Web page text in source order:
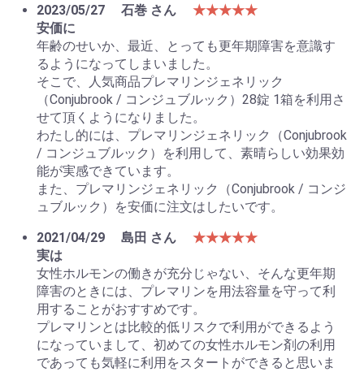
2023/05/27
石巻 さん
★★★★★
安価に
年齢のせいか、最近、とっても更年期障害を意識す
るようになってしまいました。
そこで、人気商品プレマリンジェネリック
（Conjubrook / コンジュブルック）28錠 1箱を利用さ
せて頂くようになりました。
わたし的には、プレマリンジェネリック（Conjubrook
/ コンジュブルック）を利用して、素晴らしい効果効
能が実感できています。
また、プレマリンジェネリック（Conjubrook / コンジ
ュブルック）を安価に注文はしたいです。
2021/04/29
島田 さん
★★★★★
実は
女性ホルモンの働きが充分じゃない、そんな更年期
障害のときには、プレマリンを用法容量を守って利
用することがおすすめです。
プレマリンとは比較的低リスクで利用ができるよう
になっていまして、初めての女性ホルモン剤の利用
であっても気軽に利用をスタートができると思いま